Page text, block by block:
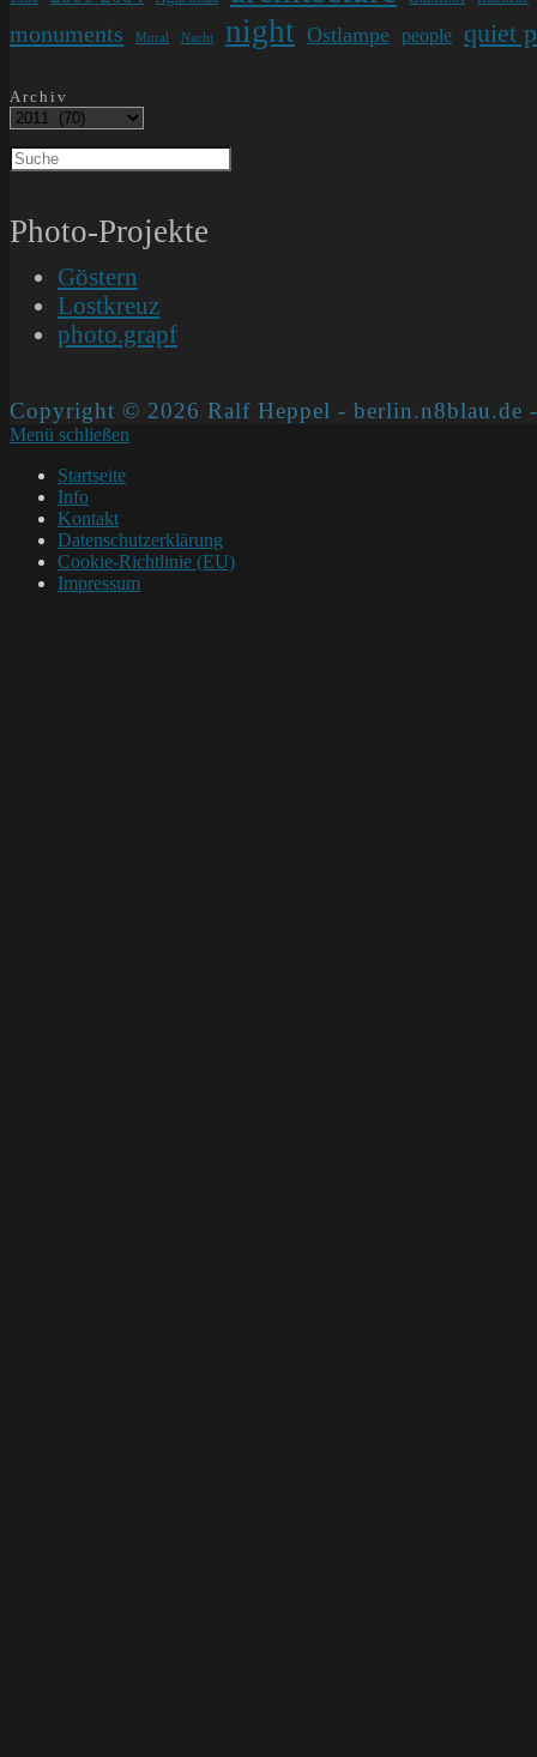
monuments Mural Nacht night Ostlampe people quiet
Archiv
Photo-Projekte
Göstern
Lostkreuz
photo.grapf
Copyright © 2026 Ralf Heppel - berlin.n8blau.de
Menü schließen
Startseite
Info
Kontakt
Datenschutzerklärung
Cookie-Richtlinie (EU)
Impressum